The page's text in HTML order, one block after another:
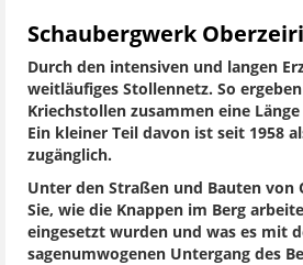
Schaubergwerk
Durch den intensiven und langen
weitläufiges Stollennetz. So
Kriechstollen zusammen eine
Ein kleiner Teil davon ist seit 1958
zugänglich.
Unter den Straßen und Bauten von
Sie, wie die Knappen im Berg
eingesetzt wurden und was es mit
sagenumwogenen Untergang des